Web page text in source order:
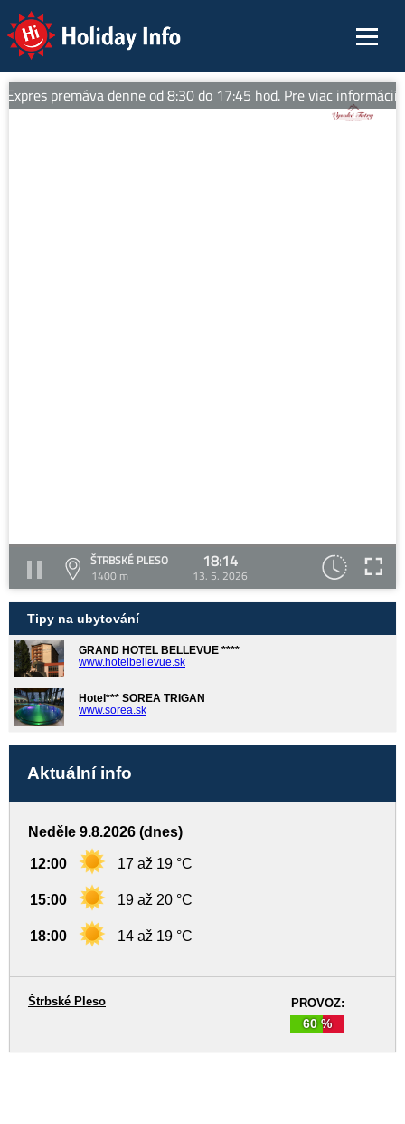
Holiday Info
premáva denne od 8:30 do 17:45 hod. Pre viac
ŠTRBSKÉ PLESO
1400 m
18:14
13. 5. 2026
Tipy na ubytování
GRAND HOTEL BELLEVUE ****
www.hotelbellevue.sk
Hotel*** SOREA TRIGAN
www.sorea.sk
Aktuální info
Neděle 9.8.2026 (dnes)
12:00 17 až 19 °C
15:00 19 až 20 °C
18:00 14 až 19 °C
PROVOZ:
60 %
Štrbské Pleso